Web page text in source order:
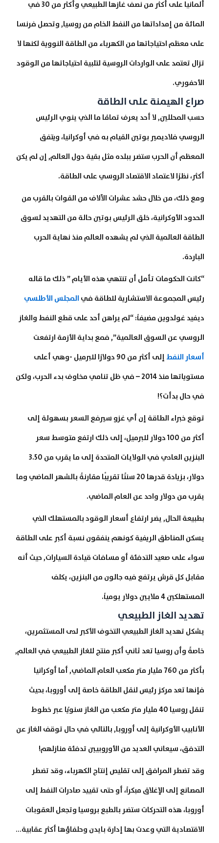
ألمانيا على أكثر من نصف غازها الطبيعي وأكثر من 30 في
المائة من إمداداتها من النفط الخام من روسيا, وتحصل فرنسا
على معظم احتياجاتها من الكهرباء من الطاقة النووية لكنها لا
تزال تعتمد على الواردات الروسية لتلبية احتياجاتها من الوقود
الأحفوري.
صراع الهيمنة على الطاقة
حسب المحللين, لا أحد يعرف تمامًا ما الذي ينوي الرئيس
الروسي فلاديمير بوتين القيام به في أوكرانيا، ويتفق
المعظم أن الحرب ستضر ببلده مثل بقية دول العالم, إن لم يكن
أكثر، نظرًا لاعتماد الاقتصاد الروسي على الطاقة.
ومع ذلك، من خلال حشد عشرات الآلاف من القوات بالقرب من
الحدود الأوكرانية، خلق الرئيس بوتين حالة من التهديد لسوق
الطاقة العالمية الذي لم يشهده العالم منذ نهاية الحرب
الباردة.
“كانت الحكومات تأمل أن تنتهي هذه الأيام ” ذلك ما قاله
رئيس المجموعة الاستشارية للطاقة في المجلس الأطلسي
ديفيد غولدوين مضيفاً: “لم يراهن أحد على قطع النفط والغاز
الروسي عن السوق العالمية”, فمع بداية الأزمة ارتفعت
أسعار النفط
إلى أكثر من 90 دولارًا للبرميل -وهي أعلى
مستوياتها منذ 2014 – في ظل تنامي مخاوف بدء الحرب، ولكن
في حال بدأت؟!
توقع خبراء الطاقة إن أي غزو سيرفع السعر بسهولة إلى
أكثر من 100 دولار للبرميل، إلى ذلك ارتفع متوسط سعر
البنزين العادي في الولايات المتحدة إلى ما يقرب من 3.50
دولار، بزيادة قدرها 20 سنتًا تقريبًا مقارنةً بالشهر الماضي وما
يقرب من دولار واحد عن العام الماضي.
بطبيعة الحال, يضر ارتفاع أسعار الوقود بالمستهلك الذي
يسكن المناطق الريفية كونهم ينفقون نسبة أكبر على الطاقة
سواء على صعيد التدفئة أو مسافات قيادة السيارات, حيث أنه
مقابل كل قرش يرتفع فيه جالون من البنزين، يكلف
المستهلكين 4 ملايين دولار يومياً.
تهديد الغاز الطبيعي
يشكل تهديد الغاز الطبيعي التخوف الأكبر لدى المستثمرين،
خاصةً وأن روسيا تعد ثاني أكبر منتج للغاز الطبيعي في العالم,
بأكثر من 760 مليار متر مكعب العام الماضي, أما أوكرانيا
فإنها تعد مركز رئيس لنقل الطاقة خاصة إلى أوروبا، بحيث
تنقل روسيا 40 مليار متر مكعب من الغاز سنويًا عبر خطوط
الأنابيب الأوكرانية إلى أوروبا, بالتالي في حال توقف الغاز عن
التدفق، سيعاني العديد من الأوروبيين تدفئة منازلهم!
وقد تضطر المرافق إلى تقليص إنتاج الكهرباء، وقد تضطر
المصانع إلى الإغلاق مبكراً، أو حتى تقييد صادرات النفط إلى
أوروبا، هذه التحركات ستضر بالطبع بروسيا وتجعل العقوبات
الاقتصادية التي وعدت بها إدارة بايدن وحلفاؤها أكثر عقابية…